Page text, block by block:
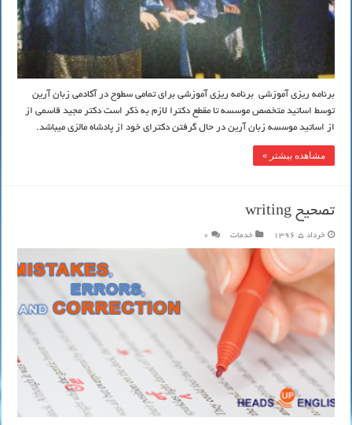
برنامه ریزی آموزشی برنامه ریزی آموزشی برای تمامی سطوح در آکادمی زبان آرین
توسط اساتید متخصص موسسه تا مقطع دکترا لازم به ذکر است دکتر مجید قاسمی از
از اساتید موسسه زبان آرین در حال گرفتن دکترای خود از پادشاه مالزی میباشد.
مشاهده بیشتر »
تصحیح writing
خرداد 5, 1396 خدمات 0